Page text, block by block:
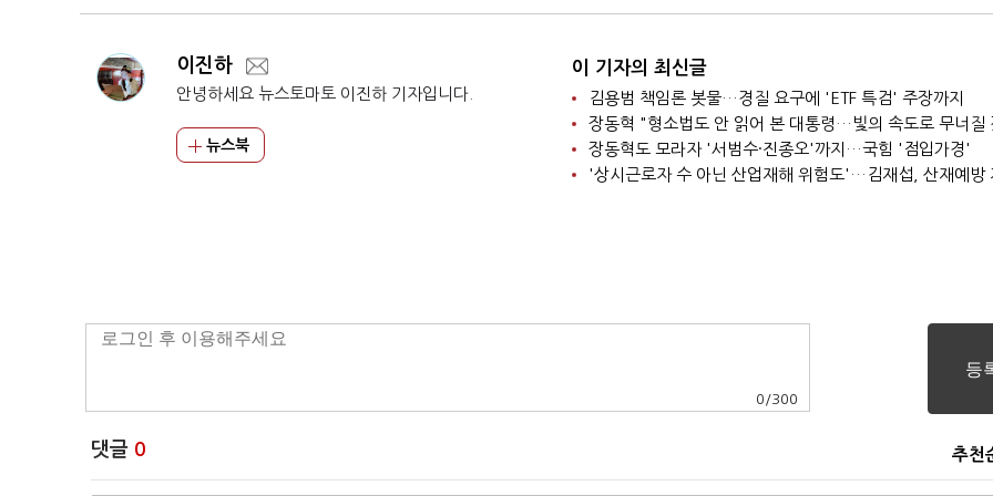
이진하
안녕하세요 뉴스토마토 이진하 기자입니다.
뉴스북
이 기자의 최신글
김용범 책임론 봇물…경질 요구에 'ETF 특검' 주장까지
장동혁 "형소법도 안 읽어 본 대통령…빛의 속도로 무너질
장동혁도 모라자 '서범수·진종오'까지…국힘 '점입가경'
0 /300
댓글 0 추천